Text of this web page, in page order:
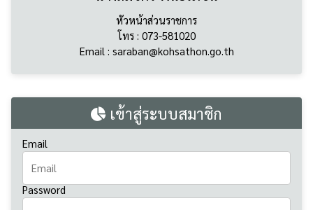
เข้าสู่ระบบสมาชิก
Password
สมัครสมาชิก